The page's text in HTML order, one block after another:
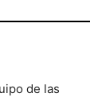
de las